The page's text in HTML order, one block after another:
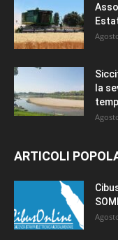
la
ARTICOLI